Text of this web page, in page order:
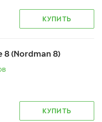
КУПИТЬ
8 (Nordman 8)
КУПИТЬ